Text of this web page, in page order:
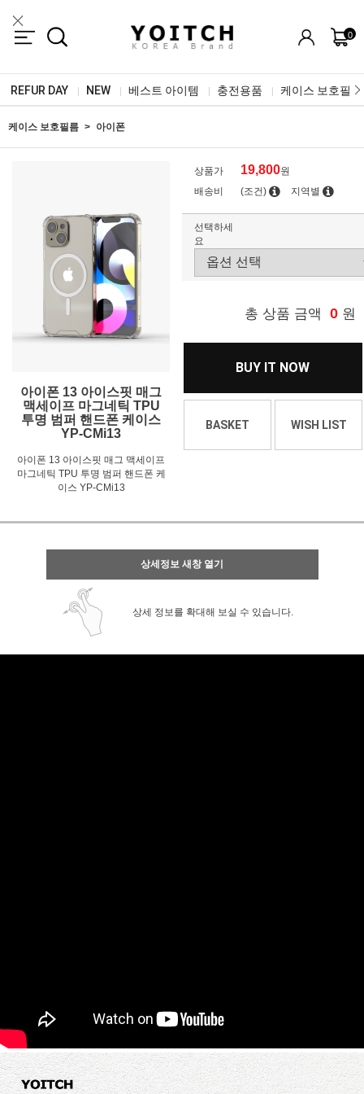
0
REFUR DAY NEW 베스트 아이템 충전용품 케이스 보호필름
케이스 보호필름 아이폰
아이폰 13 아이스핏 매그
맥세이프 마그네틱 TPU
투명 범퍼 핸드폰 케이스
YP-CMi13
아이폰 13 아이스핏 매그 맥세이프
마그네틱 TPU 투명 범퍼 핸드폰 케
이스 YP-CMi13
상품가 19,800원
배송비
(조건) 지역별
선택하세
요
총 상품 금액 0 원
BUY IT NOW
BASKET WISH LIST
상세정보 새창 열기
상세 정보를 확대해 보실 수 있습니다.